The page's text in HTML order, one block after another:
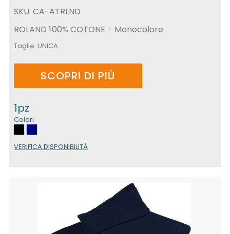
SKU: CA-ATRLND
ROLAND 100% COTONE - Monocolore
Taglie: UNICA
SCOPRI DI PIÙ
1pz
Colori
VERIFICA DISPONIBILITÀ